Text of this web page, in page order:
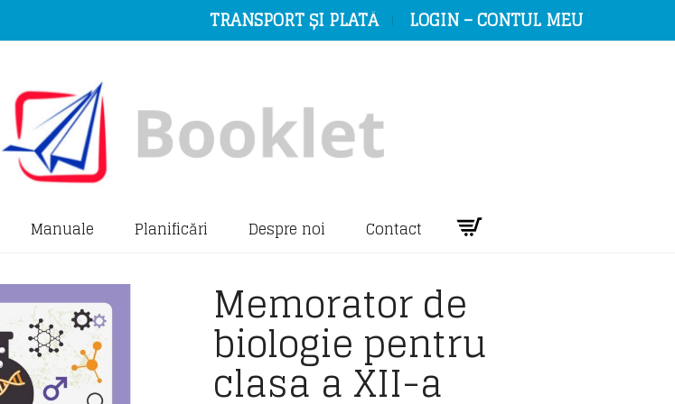
TRANSPORT ȘI PLATĂ LOGIN – CONTUL MEU
Manuale Planificări Despre noi Contact
Memorator de
biologie pentru
clasa a XII-a